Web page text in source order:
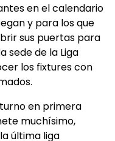
en el calendario
y para los que
sus puertas para
sede de la Liga
los fixtures con
en primera
muchísimo,
última liga